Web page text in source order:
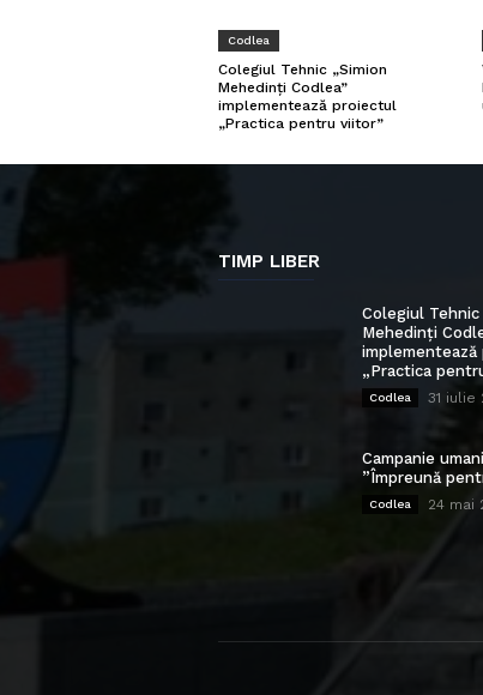
Codlea
Colegiul Tehnic „Simion
Mehedinți Codlea”
implementează proiectul
„Practica pentru viitor”
TIMP LIBER
Colegiul Tehnic
Mehedinți
„Practica
Codlea 31 iulie
Campanie
”Împreună
Codlea 24 mai